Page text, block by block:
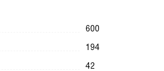
600
194
42